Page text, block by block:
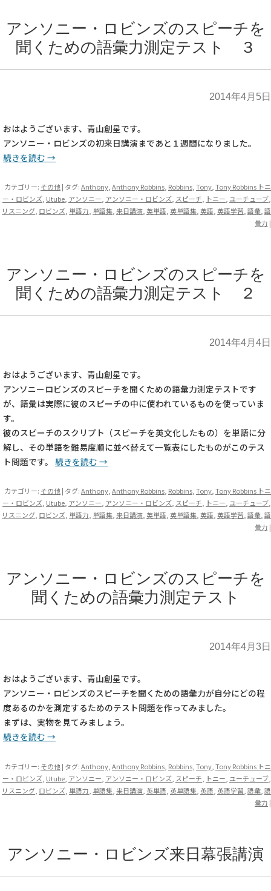
アンソニー・ロビンズのスピーチを
聞くための語彙力測定テスト ３
2014年4月5日
おはようございます、青山創星です。
アンソニー・ロビンズの初来日講演まであと１週間になりました。
続きを読む →
カテゴリー: その他| タグ:Anthony,Anthony Robbins, Robbins,Tony,Tony Robbins トニ
ー・ロビンズ, Utube, アンソニー, アンソニー・ロビンズ, スピーチ, トニー, ユーチューブ,
リスニング, ロビンズ,単語力,単語集,来日講演,英単語,英単語集,英語,英語学習,語彙,語
彙力 |
アンソニー・ロビンズのスピーチを
聞くための語彙力測定テスト ２
2014年4月4日
おはようございます、青山創星です。
アンソニーロビンズのスピーチを聞くための語彙力測定テストです
が、語彙は実際に彼のスピーチの中に使われているものを使っていま
す。
彼のスピーチのスクリプト（スピーチを英文化したもの）を単語に分
解し、その単語を難易度順に並べ替えて一覧表にしたものがこのテス
ト問題です。 続きを読む →
カテゴリー: その他| タグ:Anthony,Anthony Robbins, Robbins,Tony,Tony Robbins トニ
ー・ロビンズ, Utube, アンソニー, アンソニー・ロビンズ, スピーチ, トニー, ユーチューブ,
リスニング, ロビンズ,単語力,単語集,来日講演,英単語,英単語集,英語,英語学習,語彙,語
彙力 |
アンソニー・ロビンズのスピーチを
聞くための語彙力測定テスト
2014年4月3日
おはようございます、青山創星です。
アンソニー・ロビンズのスピーチを聞くための語彙力が自分にどの程
度あるのかを測定するためのテスト問題を作ってみました。
まずは、実物を見てみましょう。
続きを読む →
カテゴリー: その他 | タグ:Anthony Anthony Robbins Robbins Tony Tony Robbins トニ
ー・ロビンズ Utube アンソニー アンソニー・ロビンズ スピーチ トニー ユーチューブ
リスニング ロビンズ 単語力 単語集 来日講演 英単語 英単語集 英語 英語学習 語彙 語
彙力 |
アンソニー・ロビンズ来日幕張講演